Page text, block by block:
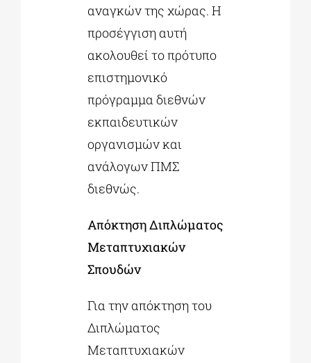
αναγκών της χώρας. Η
προσέγγιση αυτή
ακολουθεί το πρότυπο
επιστημονικό
πρόγραμμα διεθνών
εκπαιδευτικών
οργανισμών και
ανάλογων ΠΜΣ
διεθνώς.
Απόκτηση Διπλώματος
Μεταπτυχιακών
Σπουδών
Για την απόκτηση του
Διπλώματος
Μεταπτυχιακών